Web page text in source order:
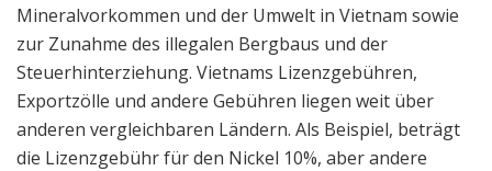
Mineralvorkommen und der Umwelt in Vietnam sowie
zur Zunahme des illegalen Bergbaus und der
Steuerhinterziehung. Vietnams Lizenzgebühren,
Exportzölle und andere Gebühren liegen weit über
anderen vergleichbaren Ländern. Als Beispiel, beträgt
die Lizenzgebühr für den Nickel 10%, aber andere